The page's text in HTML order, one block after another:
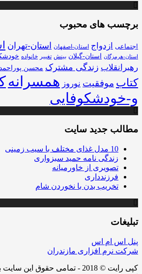
برچسب های محبوب
اجتماعی ازدواج استان-اصفهان استان-تهران
استان-هرمزگان استان-گیلان بینش تغییر خانواده
رهبرانقلاب زندگی مشترک محسن
کتاب موفقیت نوروز همسرانه
و-خودشکوفایی
مطالب جدید سایت
10 مدل غذای مختلف با سیب زمینی
زندگی نامه حمید سبزواری
تصویری از خاورمیانه
فرزندداری
تخریب بدن با نخوردن شام
تبلیغات
پنل اس ام اس
شرکت نرم افزاری مازندران
کپی رایت © 2018 - تمامی حقوق